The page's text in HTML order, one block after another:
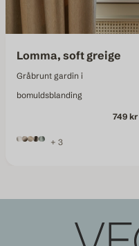
Lomma, soft greige
Gråbrunt gardin i
bomuldsblanding
749 kr
+ 3